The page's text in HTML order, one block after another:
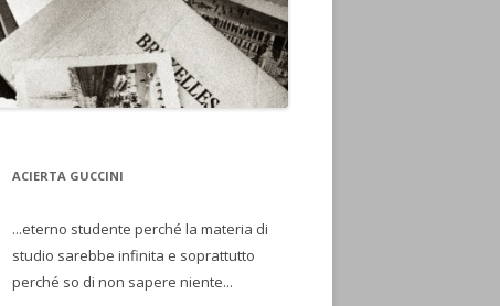
ACIERTA GUCCINI
...eterno studente perché la materia di
studio sarebbe infinita e soprattutto
perché so di non sapere niente...